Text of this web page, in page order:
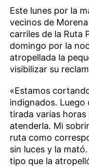
Este lunes por la
vecinos de
carriles de la Ruta
domingo por la
atropellada la
visibilizar su
«Estamos
indignados. Luego
tirada varias horas
atenderla. Mi
ruta como
sin luces y la
tipo que la